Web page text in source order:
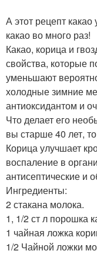
А этот рецепт какао
какао во много раз!
Какао, корица и
свойства, которые
уменьшают
холодные зимние
антиоксидантом и
Что делает его
вы старше 40 лет,
Корица улучшает
воспаление в
антисептические и
Ингредиенты:
2 стакана молока.
1, 1/2 ст л порошка
1 чайная ложка
1/2 Чайной ложки